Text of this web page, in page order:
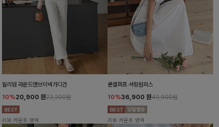
윌리덤 라운드앤브이넥가디건
10%20,900 원23,200원
리뷰 카운트 영역
룬셀퍼프 셔링원피스
10%36,900 원40,900원
리뷰 카운트 영역